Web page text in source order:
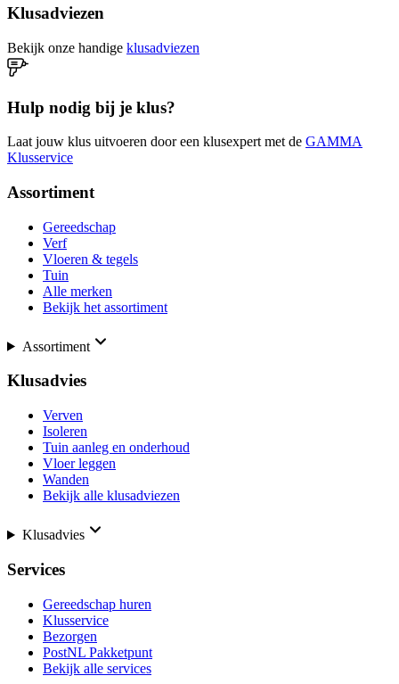
Klusadviezen
Bekijk onze handige klusadviezen
Hulp nodig bij je klus?
Laat jouw klus uitvoeren door een klusexpert met de GAMMA
Klusservice
Assortiment
Gereedschap
Verf
Vloeren & tegels
Tuin
Alle merken
Bekijk het assortiment
Assortiment
Klusadvies
Verven
Isoleren
Tuin aanleg en onderhoud
Vloer leggen
Wanden
Bekijk alle klusadviezen
Klusadvies
Services
Gereedschap huren
Klusservice
Bezorgen
PostNL Pakketpunt
Bekijk alle services